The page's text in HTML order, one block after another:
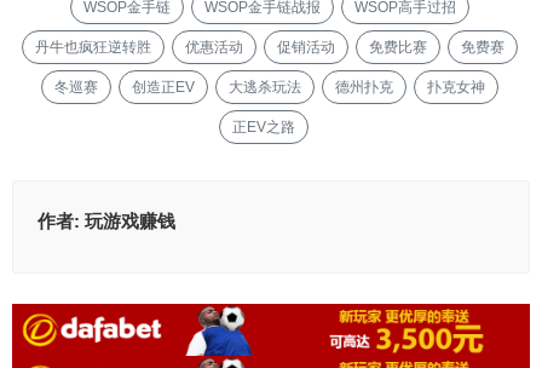
WSOP金手链 WSOP金手链战报 WSOP高手过招
丹牛也疯狂逆转胜 优惠活动 促销活动 免费比赛 免费赛
冬巡赛 创造正EV 大逃杀玩法 德州扑克 扑克女神
正EV之路
作者: 玩游戏赚钱